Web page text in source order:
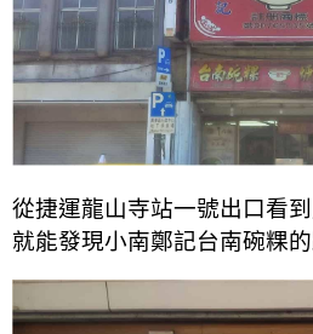
從捷運龍山寺站一號出口看
就能發現小南鄭記台南碗粿